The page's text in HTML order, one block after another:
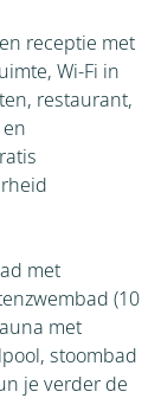
receptie met
Wi-Fi in
restaurant,
met
(10
met
stoombad
je verder de